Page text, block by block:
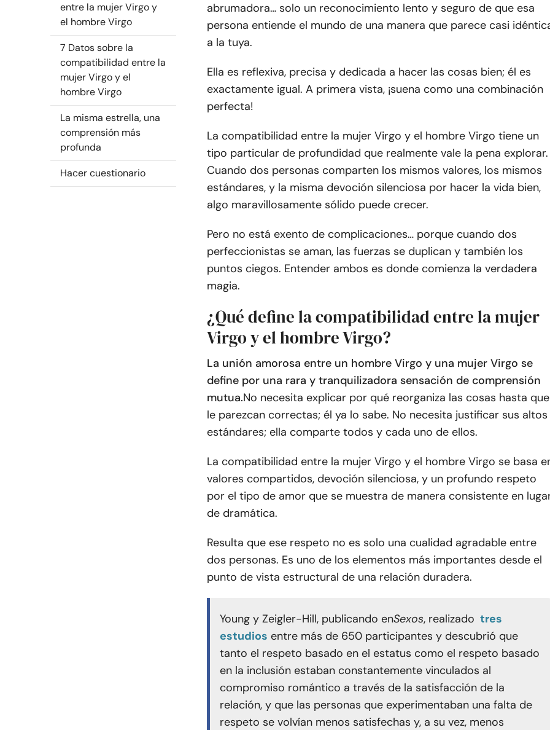
entre la mujer Virgo y
el hombre Virgo
7 Datos sobre la
compatibilidad entre la
mujer Virgo y el
hombre Virgo
La misma estrella, una
comprensión más
profunda
Hacer cuestionario
abrumadora… solo un reconocimiento lento y seguro de que esa
persona entiende el mundo de una manera que parece casi
a la tuya.
Ella es reflexiva, precisa y dedicada a hacer las cosas bien; él es
exactamente igual. A primera vista, ¡suena como una combinación
perfecta!
La compatibilidad entre la mujer Virgo y el hombre Virgo tiene un
tipo particular de profundidad que realmente vale la pena explorar.
Cuando dos personas comparten los mismos valores, los mismos
estándares, y la misma devoción silenciosa por hacer la vida bien,
algo maravillosamente sólido puede crecer.
Pero no está exento de complicaciones… porque cuando dos
perfeccionistas se aman, las fuerzas se duplican y también los
puntos ciegos. Entender ambos es donde comienza la verdadera
magia.
¿Qué define la compatibilidad entre la mujer
Virgo y el hombre Virgo?
La unión amorosa entre un hombre Virgo y una mujer Virgo se
define por una rara y tranquilizadora sensación de comprensión
mutua.No necesita explicar por qué reorganiza las cosas hasta que
le parezcan correctas; él ya lo sabe. No necesita justificar sus altos
estándares; ella comparte todos y cada uno de ellos.
La compatibilidad entre la mujer Virgo y el hombre Virgo se basa
valores compartidos, devoción silenciosa, y un profundo respeto
por el tipo de amor que se muestra de manera consistente en
de dramática.
Resulta que ese respeto no es solo una cualidad agradable entre
dos personas. Es uno de los elementos más importantes desde el
punto de vista estructural de una relación duradera.
Young y Zeigler-Hill, publicando enSexos, realizado tres
estudios entre más de 650 participantes y descubrió que
tanto el respeto basado en el estatus como el respeto basado
en la inclusión estaban constantemente vinculados al
compromiso romántico a través de la satisfacción de la
relación, y que las personas que experimentaban una falta de
respeto se volvían menos satisfechas y, a su vez, menos